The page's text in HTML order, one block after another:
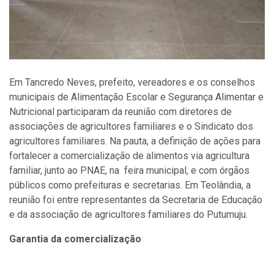
Em Tancredo Neves, prefeito, vereadores e os conselhos
municipais de Alimentação Escolar e Segurança Alimentar e
Nutricional participaram da reunião com diretores de
associações de agricultores familiares e o Sindicato dos
agricultores familiares. Na pauta, a definição de ações para
fortalecer a comercialização de alimentos via agricultura
familiar, junto ao PNAE, na feira municipal, e com órgãos
públicos como prefeituras e secretarias. Em Teolândia, a
reunião foi entre representantes da Secretaria de Educação
e da associação de agricultores familiares do Putumuju.
Garantia da comercialização